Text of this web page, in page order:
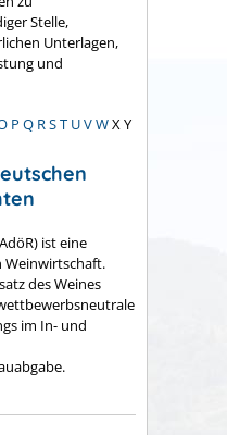
Stelle,
Unterlagen,
und
P Q RST UVWX Y
ist eine
Weinwirtschaft.
des Weines
im In- und